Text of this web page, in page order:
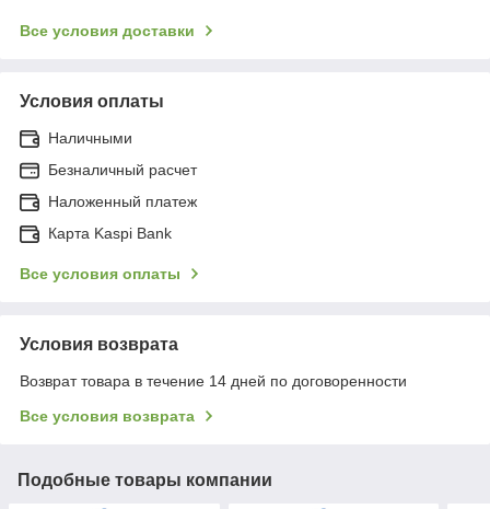
Все условия доставки
Условия оплаты
Наличными
Безналичный расчет
Наложенный платеж
Карта Kaspi Bank
Все условия оплаты
Условия возврата
Возврат товара в течение 14 дней по договоренности
Все условия возврата
Подобные товары компании